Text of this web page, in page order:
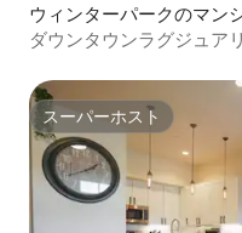
ウィンターパークのマン
ダウンタウンラグジュア
スーパーホスト
スーパーホスト